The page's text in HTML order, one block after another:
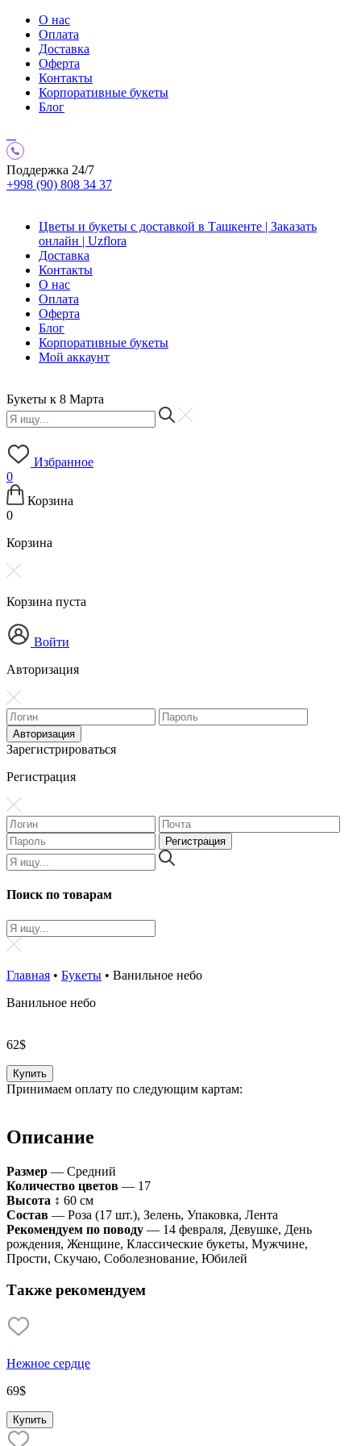
О нас
Оплата
Доставка
Оферта
Контакты
Корпоративные букеты
Блог
Поддержка 24/7
+998 (90) 808 34 37
Цветы и букеты с доставкой в Ташкенте | Заказать
онлайн | Uzflora
Доставка
Контакты
О нас
Оплата
Оферта
Блог
Корпоративные букеты
Мой аккаунт
Букеты к 8 Марта
Избранное
0
Корзина
0
Корзина
Корзина пуста
Войти
Авторизация
Зарегистрироваться
Регистрация
Поиск по товарам
Главная • Букеты • Ванильное небо
Ванильное небо
62$
Купить
Принимаем оплату по следующим картам:
Описание
Размер — Средний
Количество цветов — 17
Высота ↕ 60 см
Состав — Роза (17 шт.), Зелень, Упаковка, Лента
Рекомендуем по поводу — 14 февраля, Девушке, День
рождения, Женщине, Классические букеты, Мужчине,
Прости, Скучаю, Соболезнование, Юбилей
Также рекомендуем
Нежное сердце
69$
Купить